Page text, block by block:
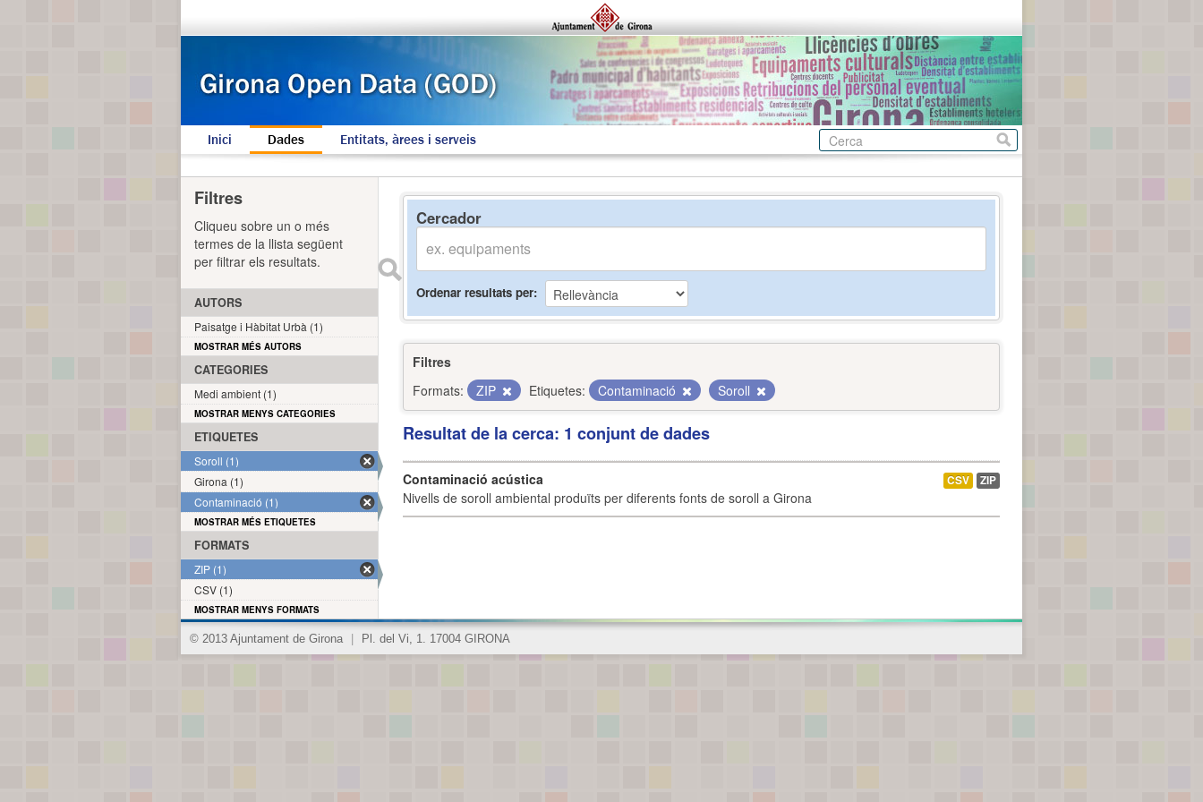
Inici Dades Entitats, àrees i serveis
Cercador
Ordenar resultats per
Filtres
Formats:
ZIP Etiquetes: Contaminació Soroll
Resultat de la cerca: 1 conjunt de dades
Contaminació acústica
Nivells de soroll ambiental produïts per diferents fonts de soroll a Girona
CSV ZIP
Filtres
Cliqueu sobre un o més
termes de la llista següent
per filtrar els resultats.
AUTORS
Paisatge i Hàbitat Urbà (1)
MOSTRAR MÉS AUTORS
CATEGORIES
Medi ambient (1)
MOSTRAR MENYS CATEGORIES
ETIQUETES
Soroll (1)
Girona (1)
Contaminació (1)
MOSTRAR MÉS ETIQUETES
FORMATS
ZIP (1)
CSV (1)
MOSTRAR MENYS FORMATS
© 2013 Ajuntament de Girona Pl. del Vi, 1. 17004 GIRONA